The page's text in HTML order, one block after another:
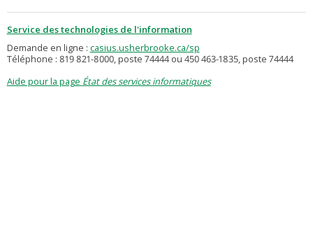
Service des technologies de l'information
Demande en ligne : casius.usherbrooke.ca/sp
Téléphone : 819 821-8000, poste 74444 ou 450 463-1835, poste 74444
Aide pour la page État des services informatiques